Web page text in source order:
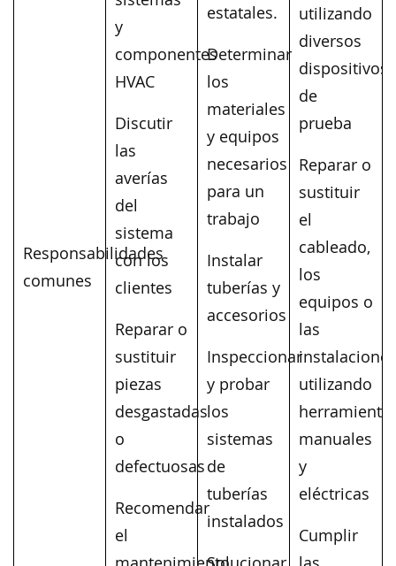
Responsabilidades
comunes
y
componentes
HVAC
Discutir
las
averías
del
sistema
con los
clientes
Reparar o
sustituir
piezas
desgastadas
o
defectuosas
Recomendar
el
estatales.
Determinar
los
materiales
y equipos
necesarios
para un
trabajo
Instalar
tuberías y
accesorios
Inspeccionar
y probar
los
sistemas
de
tuberías
instalados
utilizando
diversos
dispositivos
de
prueba
Reparar o
sustituir
el
cableado,
los
equipos o
las
instalaciones
utilizando
manuales
y
eléctricas
Cumplir